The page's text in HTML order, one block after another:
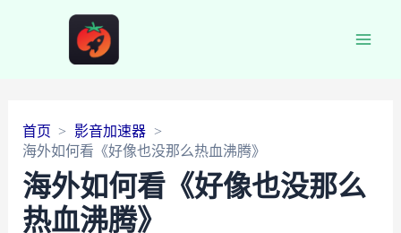
首页
影音加速器
海外如何看《好像也没那么热血沸腾》
海外如何看《好像也没那么
热血沸腾》